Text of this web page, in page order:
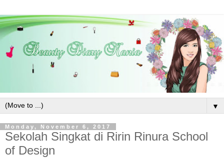
▼
Monday, November 6, 2017
Sekolah Singkat di Ririn Rinura School
of Design